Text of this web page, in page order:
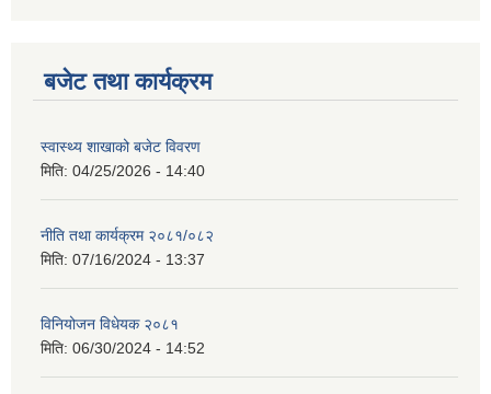
बजेट तथा कार्यक्रम
स्वास्थ्य शाखाको बजेट विवरण
मिति: 04/25/2026 - 14:40
नीति तथा कार्यक्रम २०८१/०८२
मिति: 07/16/2024 - 13:37
विनियोजन विधेयक २०८१
मिति: 06/30/2024 - 14:52